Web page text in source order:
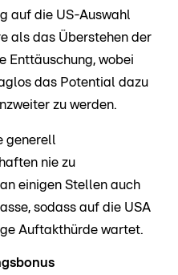
auf die US-Auswahl
als das Überstehen der
Enttäuschung, wobei
das Potential dazu
zu werden.
generell
nie zu
einigen Stellen auch
sodass auf die USA
Auftakthürde wartet.